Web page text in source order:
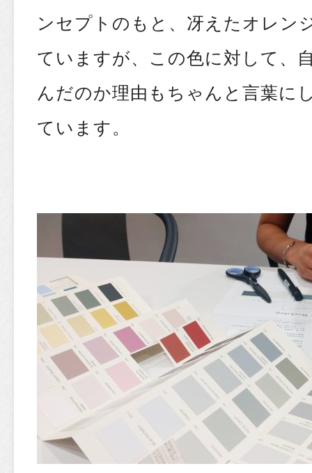
ンセプトのもと、冴えたオレン
ていますが、この色に対して、
んだのか理由もちゃんと言葉に
ています。